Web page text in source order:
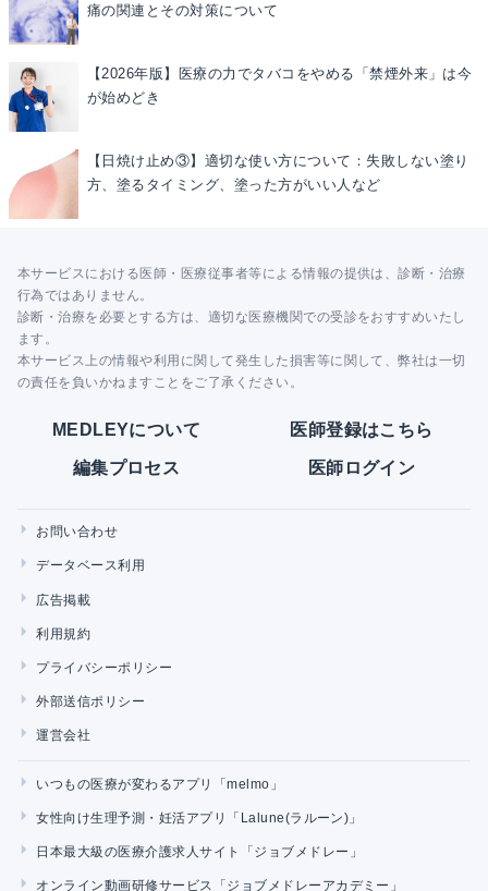
痛の関連とその対策について
【2026年版】医療の力でタバコをやめる「禁煙外来」は今
が始めどき
【日焼け止め③】適切な使い方について：失敗しない塗り
方、塗るタイミング、塗った方がいい人など
本サービスにおける医師・医療従事者等による情報の提供は、診断・治療
行為ではありません。
診断・治療を必要とする方は、適切な医療機関での受診をおすすめいたし
ます。
本サービス上の情報や利用に関して発生した損害等に関して、弊社は一切
の責任を負いかねますことをご了承ください。
MEDLEYについて 医師登録はこちら
編集プロセス 医師ログイン
お問い合わせ
データベース利用
広告掲載
利用規約
プライバシーポリシー
外部送信ポリシー
運営会社
いつもの医療が変わるアプリ「melmo」
女性向け生理予測・妊活アプリ「Lalune(ラルーン)」
日本最大級の医療介護求人サイト「ジョブメドレー」
オンライン動画研修サービス「ジョブメドレーアカデミー」